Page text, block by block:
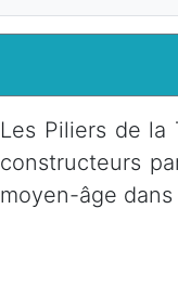
Les Piliers de
constructeurs
moyen-âge